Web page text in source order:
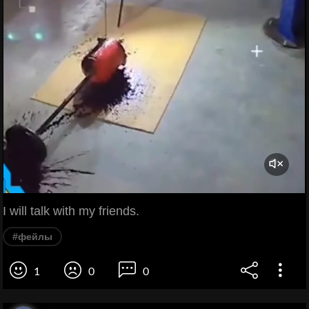
I will talk with my friends.
#фейлы
1 0 0